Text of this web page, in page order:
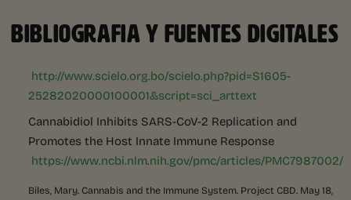
BIBLIOGRAFIA Y FUENTES DIGITALES
http://www.scielo.org.bo/scielo.php?pid=S1605-
25282020000100001&script=sci_arttext
Cannabidiol Inhibits SARS-CoV-2 Replication and
Promotes the Host Innate Immune Response
https://www.ncbi.nlm.nih.gov/pmc/articles/PMC7987002/
Biles, Mary. Cannabis and the Immune System. Project CBD. May 18,